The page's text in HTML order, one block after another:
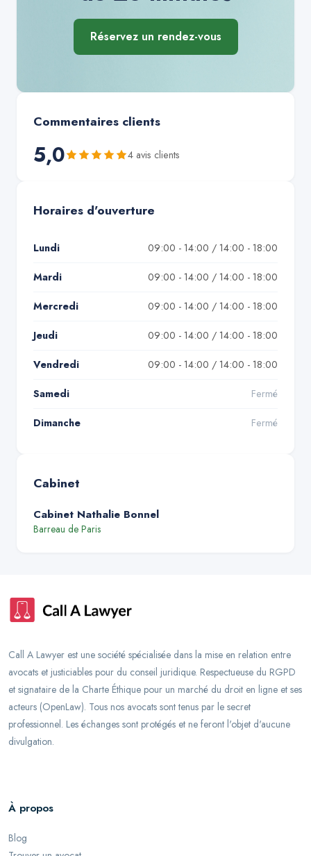
Réservez un rendez-vous
Commentaires clients
5,0 4 avis clients
Horaires d'ouverture
Lundi 09:00 - 14:00 / 14:00 - 18:00
Mardi 09:00 - 14:00 / 14:00 - 18:00
Mercredi 09:00 - 14:00 / 14:00 - 18:00
Jeudi 09:00 - 14:00 / 14:00 - 18:00
Vendredi 09:00 - 14:00 / 14:00 - 18:00
Samedi Fermé
Dimanche Fermé
Cabinet
Cabinet Nathalie Bonnel
Barreau de Paris
Call A Lawyer est une société spécialisée dans la mise en relation entre
avocats et justiciables pour du conseil juridique. Respectueuse du RGPD
et signataire de la Charte Éthique pour un marché du droit en ligne et ses
acteurs (OpenLaw). Tous nos avocats sont tenus par le secret
professionnel. Les échanges sont protégés et ne feront l'objet d'aucune
divulgation.
À propos
Blog